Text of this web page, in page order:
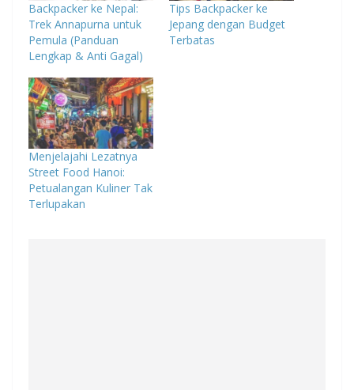
Backpacker ke Nepal:
Trek Annapurna untuk
Pemula (Panduan
Lengkap & Anti Gagal)
Tips Backpacker ke
Jepang dengan Budget
Terbatas
Menjelajahi Lezatnya
Street Food Hanoi:
Petualangan Kuliner Tak
Terlupakan